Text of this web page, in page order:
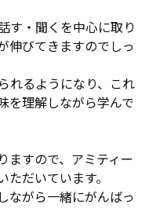
す・聞くを中心に取り
伸びてきますのでしっ
れるようになり、これ
を理解しながら学んで
ますので、アミティー
だいています。
ながら一緒にがんばっ